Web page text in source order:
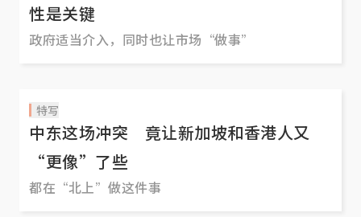
性是关键
政府适当介入，同时也让市场“做事”
特写
中东这场冲突 竟让新加坡和香港人又
“更像”了些
都在“北上”做这件事